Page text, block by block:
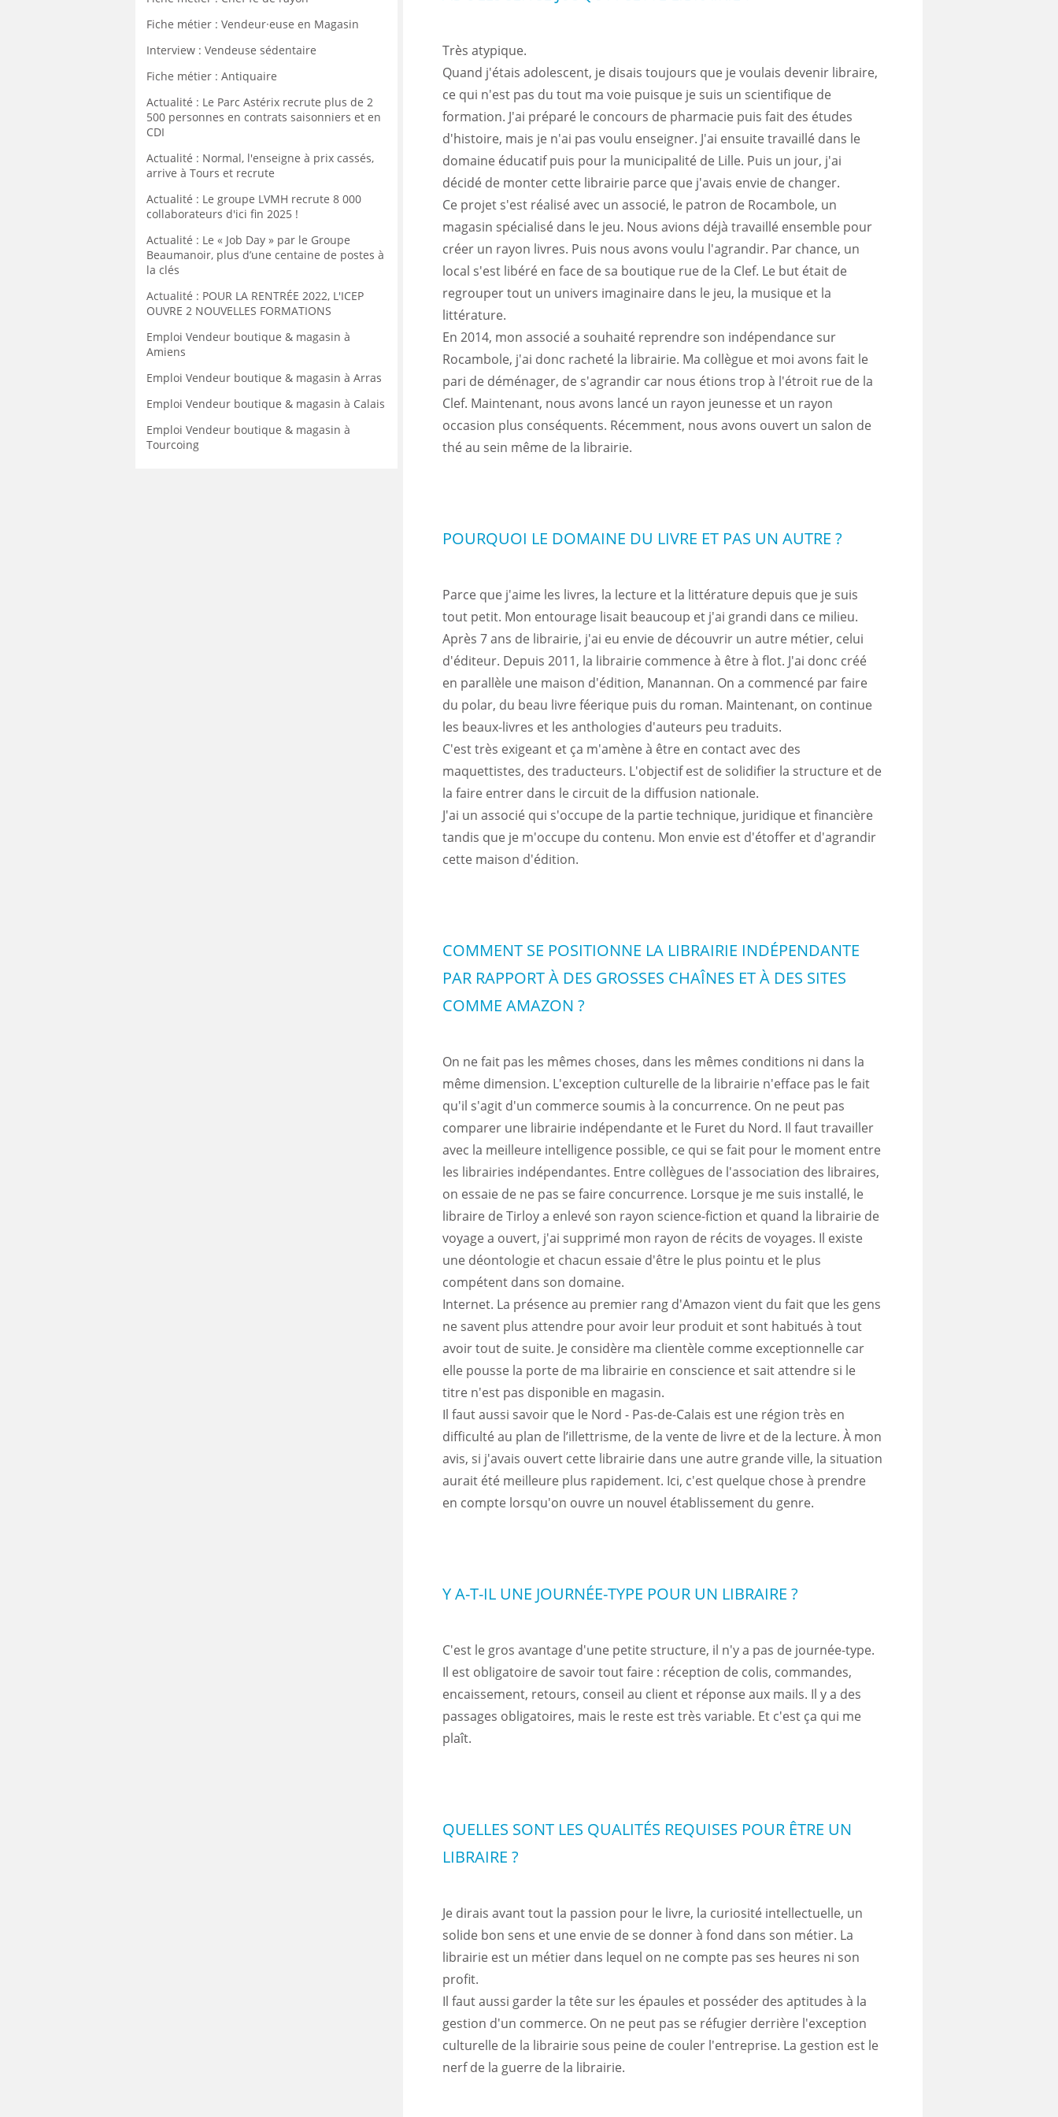
Très atypique.
Quand j'étais adolescent, je disais toujours que je voulais devenir libraire,
ce qui n'est pas du tout ma voie puisque je suis un scientifique de
formation. J'ai préparé le concours de pharmacie puis fait des études
d'histoire, mais je n'ai pas voulu enseigner. J'ai ensuite travaillé dans le
domaine éducatif puis pour la municipalité de Lille. Puis un jour, j'ai
décidé de monter cette librairie parce que j'avais envie de changer.
Ce projet s'est réalisé avec un associé, le patron de Rocambole, un
magasin spécialisé dans le jeu. Nous avions déjà travaillé ensemble pour
créer un rayon livres. Puis nous avons voulu l'agrandir. Par chance, un
local s'est libéré en face de sa boutique rue de la Clef. Le but était de
regrouper tout un univers imaginaire dans le jeu, la musique et la
littérature.
En 2014, mon associé a souhaité reprendre son indépendance sur
Rocambole, j'ai donc racheté la librairie. Ma collègue et moi avons fait le
pari de déménager, de s'agrandir car nous étions trop à l'étroit rue de la
Clef. Maintenant, nous avons lancé un rayon jeunesse et un rayon
occasion plus conséquents. Récemment, nous avons ouvert un salon de
thé au sein même de la librairie.
POURQUOI LE DOMAINE DU LIVRE ET PAS UN AUTRE ?
Parce que j'aime les livres, la lecture et la littérature depuis que je suis
tout petit. Mon entourage lisait beaucoup et j'ai grandi dans ce milieu.
Après 7 ans de librairie, j'ai eu envie de découvrir un autre métier, celui
d'éditeur. Depuis 2011, la librairie commence à être à flot. J'ai donc créé
en parallèle une maison d'édition, Manannan. On a commencé par faire
du polar, du beau livre féerique puis du roman. Maintenant, on continue
les beaux-livres et les anthologies d'auteurs peu traduits.
C'est très exigeant et ça m'amène à être en contact avec des
maquettistes, des traducteurs. L'objectif est de solidifier la structure et de
la faire entrer dans le circuit de la diffusion nationale.
J'ai un associé qui s'occupe de la partie technique, juridique et financière
tandis que je m'occupe du contenu. Mon envie est d'étoffer et d'agrandir
cette maison d'édition.
COMMENT SE POSITIONNE LA LIBRAIRIE INDÉPENDANTE
PAR RAPPORT À DES GROSSES CHAÎNES ET À DES SITES
COMME AMAZON ?
On ne fait pas les mêmes choses, dans les mêmes conditions ni dans la
même dimension. L'exception culturelle de la librairie n'efface pas le fait
qu'il s'agit d'un commerce soumis à la concurrence. On ne peut pas
comparer une librairie indépendante et le Furet du Nord. Il faut travailler
avec la meilleure intelligence possible, ce qui se fait pour le moment entre
les librairies indépendantes. Entre collègues de l'association des libraires,
on essaie de ne pas se faire concurrence. Lorsque je me suis installé, le
libraire de Tirloy a enlevé son rayon science-fiction et quand la librairie de
voyage a ouvert, j'ai supprimé mon rayon de récits de voyages. Il existe
une déontologie et chacun essaie d'être le plus pointu et le plus
compétent dans son domaine.
Internet. La présence au premier rang d'Amazon vient du fait que les gens
ne savent plus attendre pour avoir leur produit et sont habitués à tout
avoir tout de suite. Je considère ma clientèle comme exceptionnelle car
elle pousse la porte de ma librairie en conscience et sait attendre si le
titre n'est pas disponible en magasin.
Il faut aussi savoir que le Nord - Pas-de-Calais est une région très en
difficulté au plan de l’illettrisme, de la vente de livre et de la lecture. À mon
avis, si j'avais ouvert cette librairie dans une autre grande ville, la situation
aurait été meilleure plus rapidement. Ici, c'est quelque chose à prendre
en compte lorsqu'on ouvre un nouvel établissement du genre.
Y A-T-IL UNE JOURNÉE-TYPE POUR UN LIBRAIRE ?
C'est le gros avantage d'une petite structure, il n'y a pas de journée-type.
Il est obligatoire de savoir tout faire : réception de colis, commandes,
encaissement, retours, conseil au client et réponse aux mails. Il y a des
passages obligatoires, mais le reste est très variable. Et c'est ça qui me
plaît.
QUELLES SONT LES QUALITÉS REQUISES POUR ÊTRE UN
LIBRAIRE ?
Je dirais avant tout la passion pour le livre, la curiosité intellectuelle, un
solide bon sens et une envie de se donner à fond dans son métier. La
librairie est un métier dans lequel on ne compte pas ses heures ni son
profit.
Il faut aussi garder la tête sur les épaules et posséder des aptitudes à la
gestion d'un commerce. On ne peut pas se réfugier derrière l'exception
culturelle de la librairie sous peine de couler l'entreprise. La gestion est le
nerf de la guerre de la librairie.
Fiche métier : Vendeur·euse en Magasin
Interview : Vendeuse sédentaire
Fiche métier : Antiquaire
Actualité : Le Parc Astérix recrute plus de 2
500 personnes en contrats saisonniers et en
CDI
Actualité : Normal, l'enseigne à prix cassés,
arrive à Tours et recrute
Actualité : Le groupe LVMH recrute 8 000
collaborateurs d'ici fin 2025 !
Actualité : Le « Job Day » par le Groupe
Beaumanoir, plus d’une centaine de postes à
la clés
Actualité : POUR LA RENTRÉE 2022, L'ICEP
OUVRE 2 NOUVELLES FORMATIONS
Emploi Vendeur boutique & magasin à
Amiens
Emploi Vendeur boutique & magasin à Arras
Emploi Vendeur boutique & magasin à Calais
Emploi Vendeur boutique & magasin à
Tourcoing